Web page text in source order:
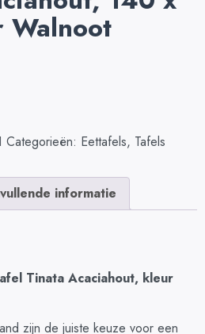
Walnoot
Categorieën: Eettafels, Tafels
informatie
Tinata Acaciahout, kleur
zijn de juiste keuze voor een